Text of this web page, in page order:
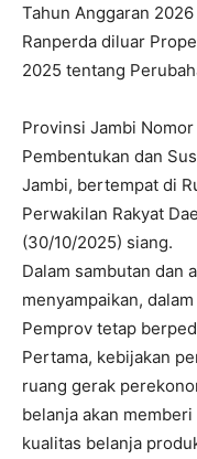
Tahun Anggaran
Ranperda diluar
2025 tentang
Provinsi Jambi
Pembentukan dan
Jambi, bertempat di
Perwakilan Rakyat
(30/10/2025) siang.
Dalam sambutan dan
menyampaikan,
Pemprov tetap
Pertama, kebijakan
ruang gerak
belanja akan
kualitas belanja